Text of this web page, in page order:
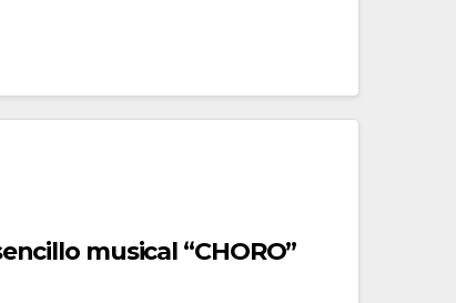
musical “CHORO”